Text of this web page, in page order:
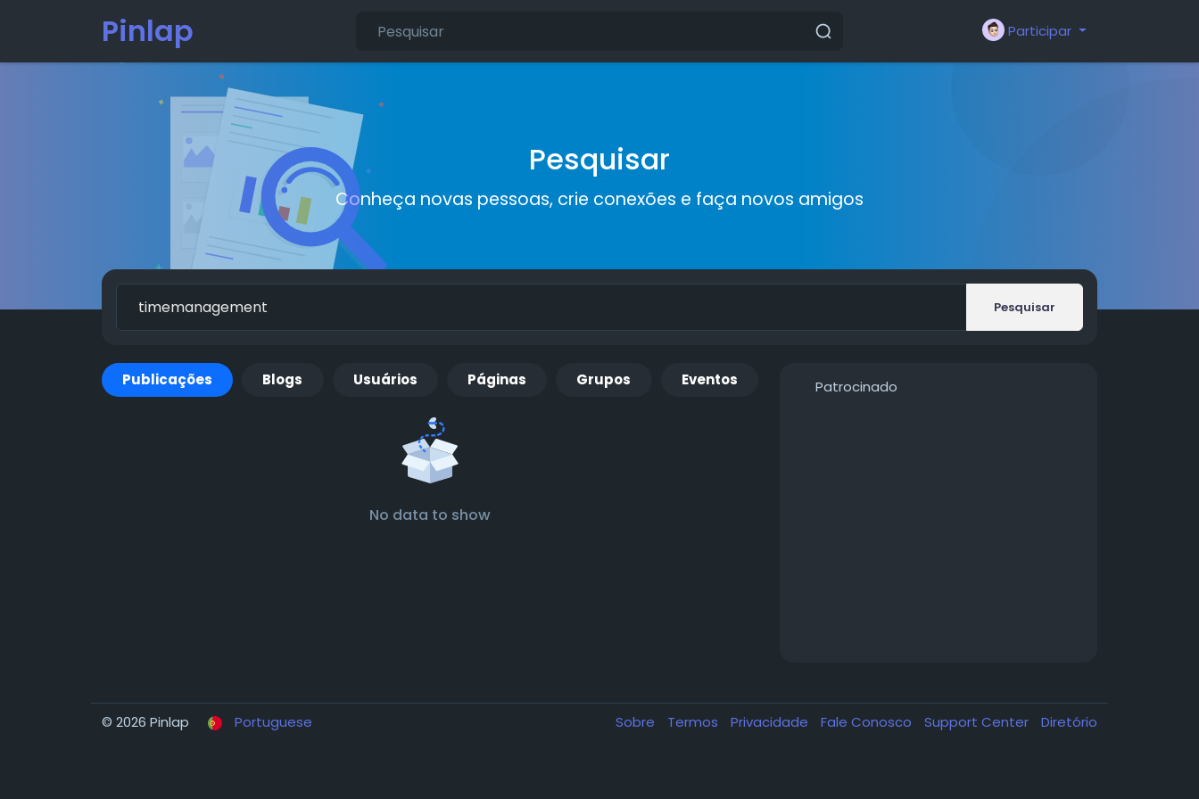
Pinlap Participar
Pesquisar
Conheça novas pessoas, crie conexões e faça novos amigos
Pesquisar
Publicações Blogs Usuários Páginas Grupos Eventos
No data to show
Patrocinado
© 2026 Pinlap Portuguese Sobre Termos Privacidade Fale Conosco Support Center Diretório